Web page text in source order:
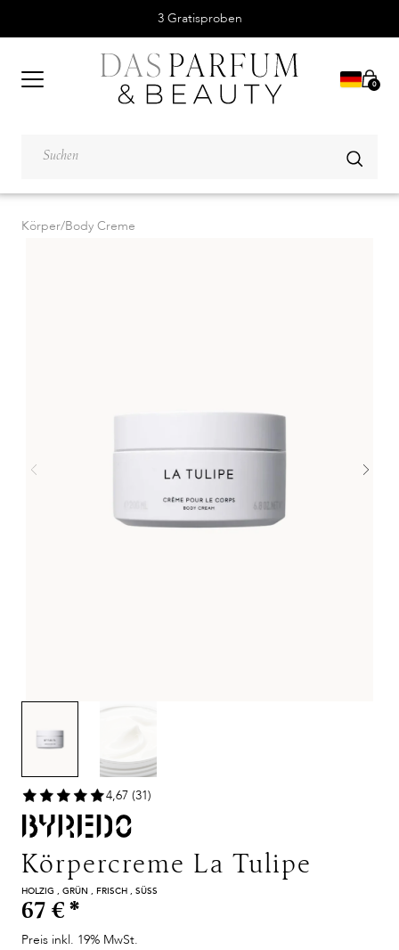
3 Gratisproben
0
Körper/Body Creme
4,67 (31)
Körpercreme La Tulipe
HOLZIG , GRÜN , FRISCH , SÜSS
67 € *
Preis inkl. 19% MwSt.